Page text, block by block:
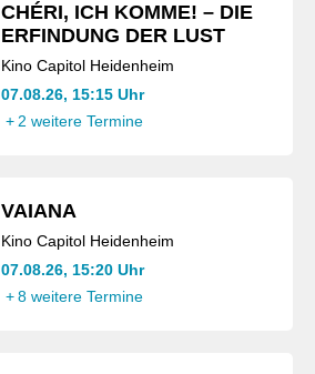
CHÉRI, ICH KOMME! – DIE
ERFINDUNG DER LUST
Kino Capitol Heidenheim
07.08.26, 15:15 Uhr
+ 2 weitere Termine
VAIANA
Kino Capitol Heidenheim
07.08.26, 15:20 Uhr
+ 8 weitere Termine